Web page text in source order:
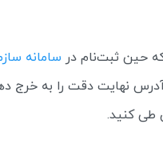
حین ثبت‌نام در سامانه
نهایت دقت را به خرج
طی کنید.